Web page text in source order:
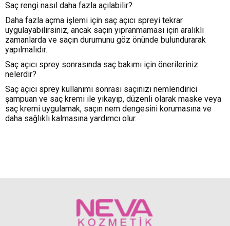
Saç rengi nasıl daha fazla açılabilir?
Daha fazla açma işlemi için saç açıcı spreyi tekrar
uygulayabilirsiniz, ancak saçın yıpranmaması için aralıklı
zamanlarda ve saçın durumunu göz önünde bulundurarak
yapılmalıdır.
Saç açıcı sprey sonrasında saç bakımı için önerileriniz
nelerdir?
Saç açıcı sprey kullanımı sonrası saçınızı nemlendirici
şampuan ve saç kremi ile yıkayıp, düzenli olarak maske veya
saç kremi uygulamak, saçın nem dengesini korumasına ve
daha sağlıklı kalmasına yardımcı olur.